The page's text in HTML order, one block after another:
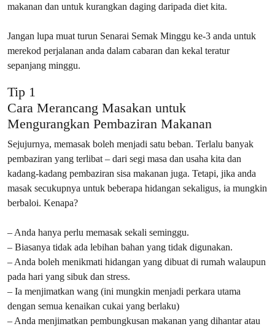
makanan dan untuk kurangkan daging daripada diet kita.
Jangan lupa muat turun Senarai Semak Minggu ke-3 anda untuk
merekod perjalanan anda dalam cabaran dan kekal teratur
sepanjang minggu.
Tip 1
Cara Merancang Masakan untuk
Mengurangkan Pembaziran Makanan
Sejujurnya, memasak boleh menjadi satu beban. Terlalu banyak
pembaziran yang terlibat – dari segi masa dan usaha kita dan
kadang-kadang pembaziran sisa makanan juga. Tetapi, jika anda
masak secukupnya untuk beberapa hidangan sekaligus, ia mungkin
berbaloi. Kenapa?
– Anda hanya perlu memasak sekali seminggu.
– Biasanya tidak ada lebihan bahan yang tidak digunakan.
– Anda boleh menikmati hidangan yang dibuat di rumah walaupun
pada hari yang sibuk dan stress.
– Ia menjimatkan wang (ini mungkin menjadi perkara utama
dengan semua kenaikan cukai yang berlaku)
– Anda menjimatkan pembungkusan makanan yang dihantar atau